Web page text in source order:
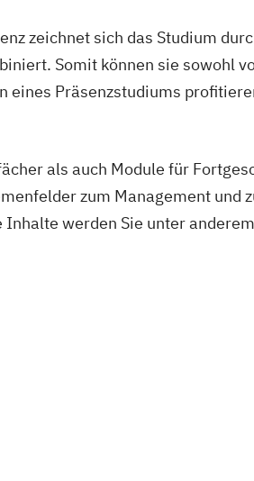
zeichnet sich das Studium
Somit können sie sowohl
eines Präsenzstudiums
als auch Module für
zum Management und
werden Sie unter